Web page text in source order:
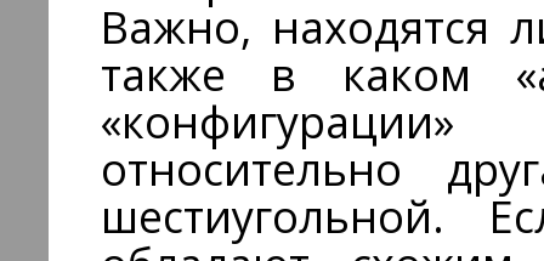
Важно, находятся
также в каком
относительно
шестиугольной.